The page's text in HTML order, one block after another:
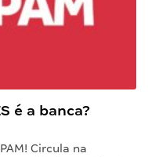
é a banca?
Circula na